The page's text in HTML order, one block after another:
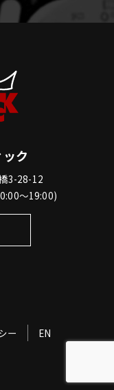
ク
3-28-12
〜19:00)
ー EN